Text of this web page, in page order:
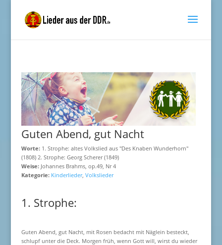
Guten Abend, gut Nacht
Worte:1. Strophe: altes Volkslied aus "Des Knaben Wunderhorn"
(1808) 2. Strophe: Georg Scherer (1849)
Weise:Johannes Brahms, op.49, Nr 4
Kategorie: Kinderlieder, Volkslieder
1. Strophe:
Guten Abend, gut Nacht, mit Rosen bedacht mit Näglein besteckt,
schlupf unter die Deck. Morgen früh, wenn Gott will, wirst du wieder